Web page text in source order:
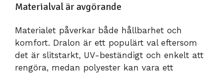
Materialval är avgörande
Materialet påverkar både hållbarhet och
komfort. Dralon är ett populärt val eftersom
det är slitstarkt, UV-beständigt och enkelt att
rengöra, medan polyester kan vara ett